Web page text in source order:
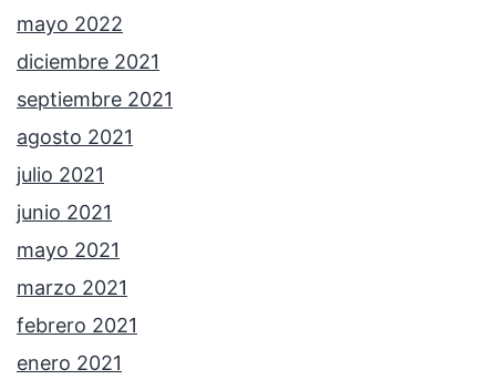
mayo 2022
diciembre 2021
septiembre 2021
agosto 2021
julio 2021
junio 2021
mayo 2021
marzo 2021
febrero 2021
enero 2021